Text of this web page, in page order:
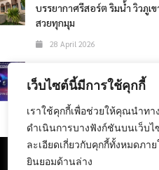
เว็บไซต์นี้มีการใช้คุกกี้
เราใช้คุกกี้เพื่อช่วยให้คุณนำท
ดำเนินการบางฟังก์ชันบนเว็บ
ละเอียดเกี่ยวกับคุกกี้ทั้งหมดภ
ยินยอมด้านล่าง
บรรยากาศรีสอร์ต ริมน้ำ วิวภูเ
สวยทุกมุม
28 April 2026
Motor Show 2026
24 February 2026